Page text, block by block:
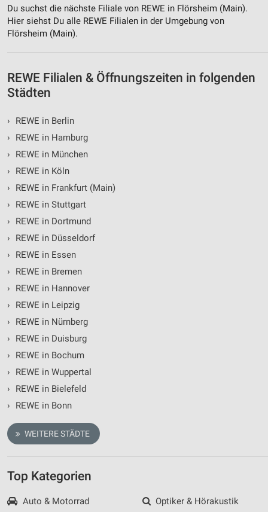
Du suchst die nächste Filiale von REWE in Flörsheim (Main).
Hier siehst Du alle REWE Filialen in der Umgebung von
Flörsheim (Main).
REWE Filialen & Öffnungszeiten in folgenden
Städten
›
REWE in Berlin
›
REWE in Hamburg
›
REWE in München
›
REWE in Köln
›
REWE in Frankfurt (Main)
›
REWE in Stuttgart
›
REWE in Dortmund
›
REWE in Düsseldorf
›
REWE in Essen
›
REWE in Bremen
›
REWE in Hannover
›
REWE in Leipzig
›
REWE in Nürnberg
›
REWE in Duisburg
›
REWE in Bochum
›
REWE in Wuppertal
›
REWE in Bielefeld
›
REWE in Bonn
WEITERE STÄDTE
Top Kategorien
Auto & Motorrad
Optiker & Hörakustik